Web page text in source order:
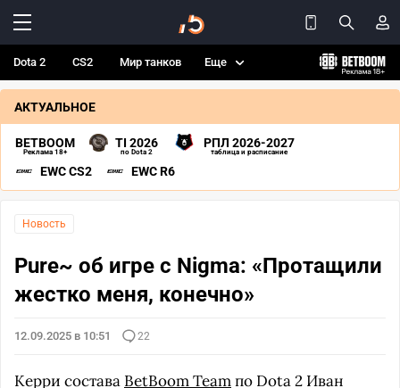
Dota 2 CS2 Мир танков Еще
АКТУАЛЬНОЕ
BETBOOM
Реклама 18+
TI 2026
по Dota 2
РПЛ 2026-2027
таблица и расписание
EWC CS2 EWC R6
Новость
Pure~ об игре с Nigma: «Протащили
жестко меня, конечно»
12.09.2025 в 10:51 22
Керри состава BetBoom Teamпо Dota 2 Иван